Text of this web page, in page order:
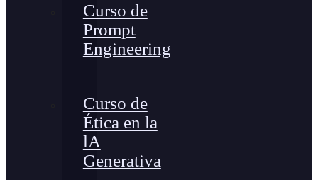
Curso de
Prompt
Engineering
Curso de
Ética en la
lA
Generativa